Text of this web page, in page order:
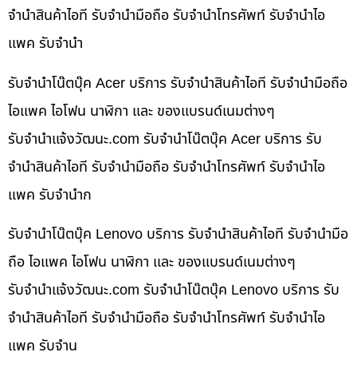
จำนำสินค้าไอที รับจำนำมือถือ รับจำนำโทรศัพท์ รับจำนำไอ
แพค รับจำนำ
รับจำนำโน๊ตบุ๊ค Acer บริการ รับจำนำสินค้าไอที รับจำนำมือถือ
ไอแพค ไอโฟน นาฬิกา และ ของแบรนด์เนมต่างๆ
รับจํานําแจ้งวัฒนะ.com รับจำนำโน๊ตบุ๊ค Acer บริการ รับ
จำนำสินค้าไอที รับจำนำมือถือ รับจำนำโทรศัพท์ รับจำนำไอ
แพค รับจำนำก
รับจำนำโน๊ตบุ๊ค Lenovo บริการ รับจำนำสินค้าไอที รับจำนำมือ
ถือ ไอแพค ไอโฟน นาฬิกา และ ของแบรนด์เนมต่างๆ
รับจํานําแจ้งวัฒนะ.com รับจำนำโน๊ตบุ๊ค Lenovo บริการ รับ
จำนำสินค้าไอที รับจำนำมือถือ รับจำนำโทรศัพท์ รับจำนำไอ
แพค รับจำน